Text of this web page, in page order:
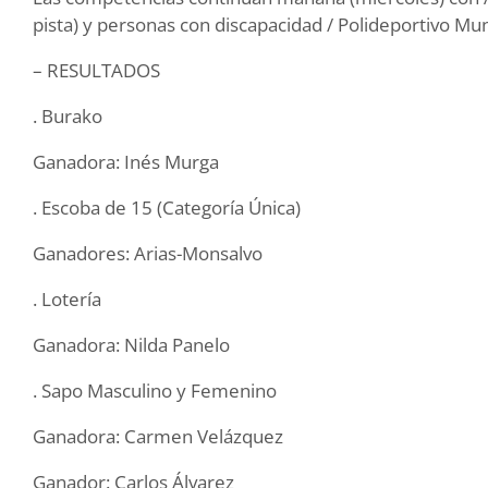
pista) y personas con discapacidad / Polideportivo
– RESULTADOS
. Burako
Ganadora: Inés Murga
. Escoba de 15 (Categoría Única)
Ganadores: Arias-Monsalvo
. Lotería
Ganadora: Nilda Panelo
. Sapo Masculino y Femenino
Ganadora: Carmen Velázquez
Ganador: Carlos Álvarez